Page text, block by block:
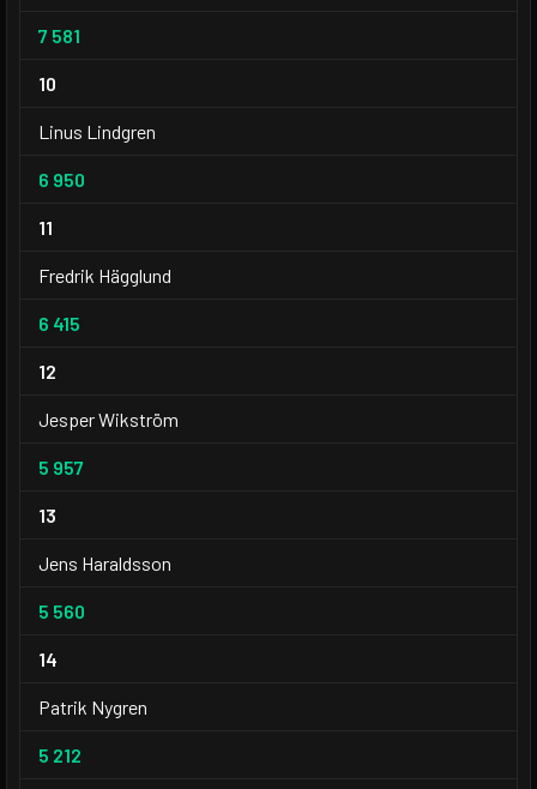
7 581
10
Linus Lindgren
6 950
11
Fredrik Hägglund
6 415
12
Jesper Wikström
5 957
13
Jens Haraldsson
5 560
14
Patrik Nygren
5 212